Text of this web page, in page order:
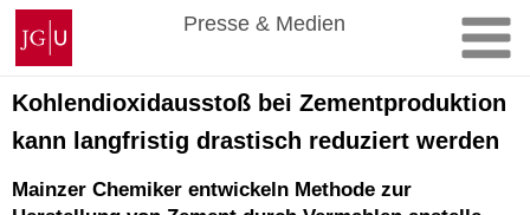
Zum
Inhalt
springen
Johannes
Gutenberg-
Universität
Mainz
Presse & Medien
Kohlendioxidausstoß bei Zementproduktion
kann langfristig drastisch reduziert werden
Mainzer Chemiker entwickeln Methode zur